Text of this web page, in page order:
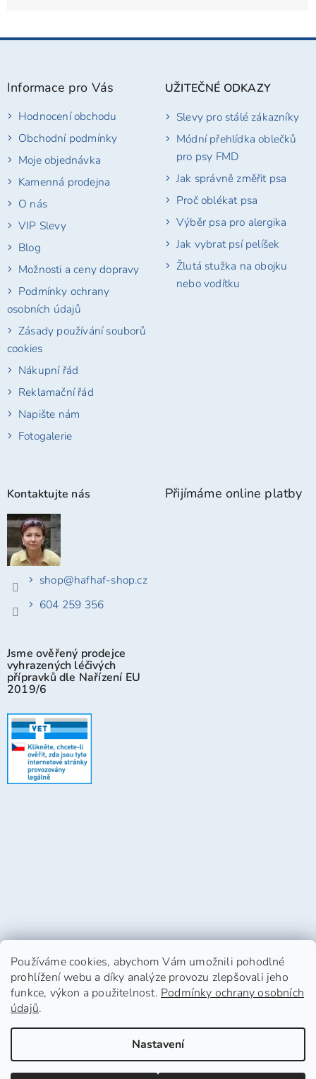
Používáme cookies, abychom Vám umožnili pohodlné
prohlížení webu a díky analýze provozu zlepšovali jeho
funkce, výkon a použitelnost. Podmínky ochrany osobních
údajů.
Nastavení
Z
Informace pro Vás
Hodnocení obchodu
Obchodní podmínky
Moje objednávka
Kamenná prodejna
O nás
VIP Slevy
Blog
Možnosti a ceny dopravy
Podmínky ochrany
osobních údajů
Zásady používání souborů
cookies
Nákupní řád
Reklamační řád
Napište nám
Fotogalerie
UŽITEČNÉ ODKAZY
Slevy pro stálé zákazníky
Módní přehlídka oblečků
pro psy FMD
Jak správně změřit psa
Proč oblékat psa
Výběr psa pro alergika
Jak vybrat psí pelíšek
Žlutá stužka na obojku
nebo vodítku
Kontaktujte nás
shop@hafhaf-shop.cz
604 259 356
Jsme ověřený prodejce
vyhrazených léčivých
přípravků dle Nařízení EU
2019/6
Přijímáme online platby
Vytvořil Shoptet